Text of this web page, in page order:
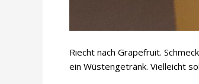
Riecht nach Grapefruit.
ein Wüstengetränk. Vielleicht